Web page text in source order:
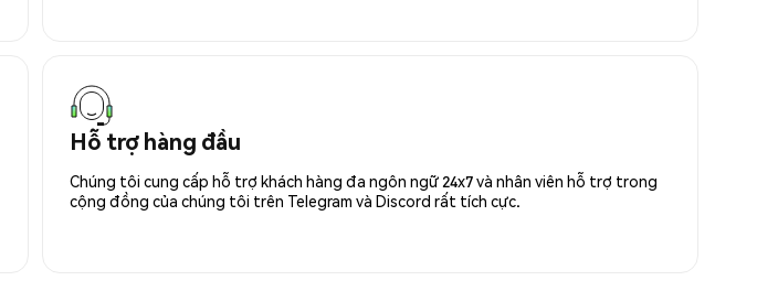
Hỗ trợ hàng đầu
Chúng tôi cung cấp hỗ trợ khách hàng đa ngôn ngữ 24x7 và nhân viên hỗ trợ trong
cộng đồng của chúng tôi trên Telegram và Discord rất tích cực.